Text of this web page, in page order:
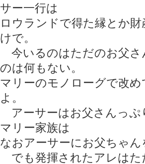
サー一行は
ロウランドで得た縁とか
けで。
今いるのはただのお父さ
のは何もない。
マリーのモノローグで改
よ。
アーサーはお父さんっぷ
マリー家族は
なおアーサーにお父ちゃ
でも発揮されたアレはた